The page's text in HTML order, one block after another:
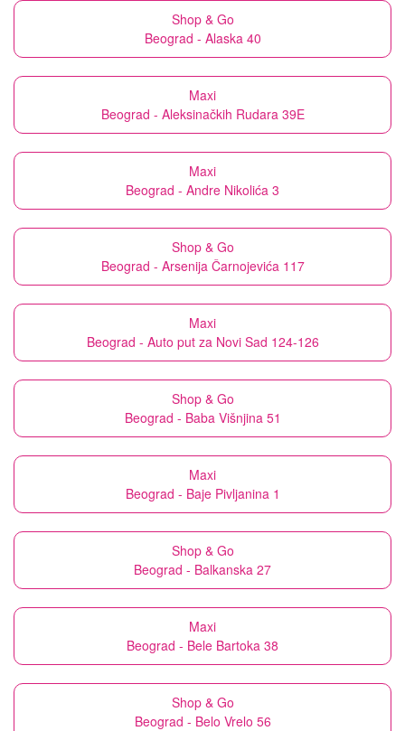
Shop & Go
Beograd - Alaska 40
Maxi
Beograd - Aleksinačkih Rudara 39E
Maxi
Beograd - Andre Nikolića 3
Shop & Go
Beograd - Arsenija Čarnojevića 117
Maxi
Beograd - Auto put za Novi Sad 124-126
Shop & Go
Beograd - Baba Višnjina 51
Maxi
Beograd - Baje Pivljanina 1
Shop & Go
Beograd - Balkanska 27
Maxi
Beograd - Bele Bartoka 38
Shop & Go
Beograd - Belo Vrelo 56